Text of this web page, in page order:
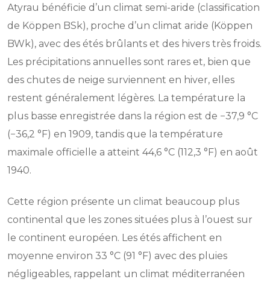
Atyrau bénéficie d’un climat semi-aride (classification
de Köppen BSk), proche d’un climat aride (Köppen
BWk), avec des étés brûlants et des hivers très froids.
Les précipitations annuelles sont rares et, bien que
des chutes de neige surviennent en hiver, elles
restent généralement légères. La température la
plus basse enregistrée dans la région est de −37,9 °C
(−36,2 °F) en 1909, tandis que la température
maximale officielle a atteint 44,6 °C (112,3 °F) en août
1940.
Cette région présente un climat beaucoup plus
continental que les zones situées plus à l’ouest sur
le continent européen. Les étés affichent en
moyenne environ 33 °C (91 °F) avec des pluies
négligeables, rappelant un climat méditerranéen